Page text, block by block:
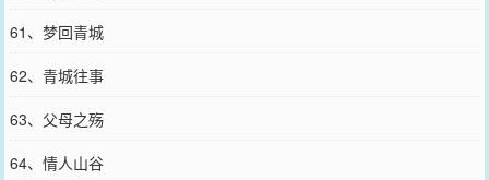
61、梦回青城
62、青城往事
63、父母之殇
64、情人山谷